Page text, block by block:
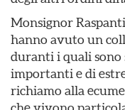
Monsignor
hanno avuto un
duranti i quali
importanti e di
richiamo alla